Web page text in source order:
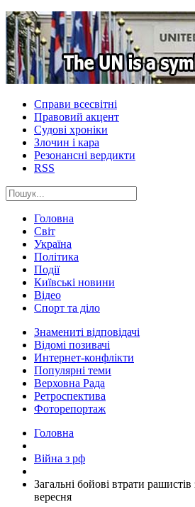
Справи всесвітні
Правовий акцент
Судові хроніки
Злочин і кара
Резонансні вердикти
RSS
Головна
Світ
Україна
Політика
Події
Київські новини
Відео
Спорт та діло
Знамениті відповідачі
Відомі позивачі
Интернет-конфлікти
Популярні теми
Верховна Рада
Ретроспектива
Фоторепортаж
Головна
Війна з рф
​Загальні бойові втрати
вересня